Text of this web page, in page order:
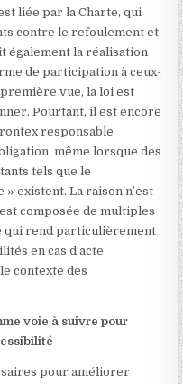
liée par la Charte, qui
contre le refoulement et
également la réalisation
de participation à ceux-
première vue, la loi est
Pourtant, il est encore
responsable
même lorsque des
tels que le
existent. La raison n’est
composée de multiples
qui rend particulièrement
en cas d’acte
contexte des
voie à suivre pour
pour améliorer